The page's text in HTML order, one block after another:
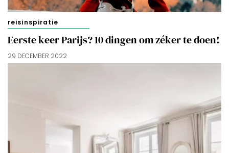
reisinspiratie
Eerste keer Parijs? 10 dingen om zéker te doen!
29 DECEMBER 2022